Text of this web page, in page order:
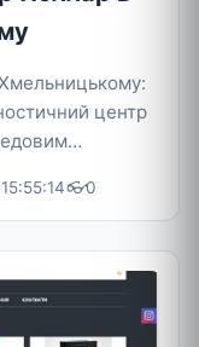
центр
👓0